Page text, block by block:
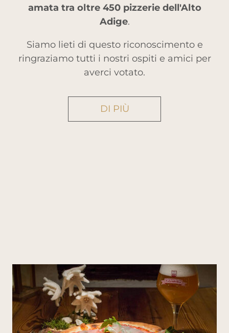
amata tra oltre 450 pizzerie dell'Alto
Adige.
Siamo lieti di questo riconoscimento e
ringraziamo tutti i nostri ospiti e amici per
averci votato.
DI PIÙ